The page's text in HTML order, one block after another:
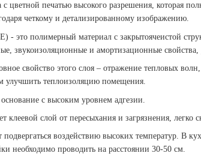
цветной печатью высокого разрешения, которая
четкому и детализированному изображению.
- это полимерный материал с закрытоячеистой
звукоизоляционные и амортизационные свойства,
свойство этого слоя – отражение тепловых
улучшить теплоизоляцию помещения.
с высоким уровнем адгезии.
клеевой слой от пересыхания и загрязнения, легко
подвергаться воздействию высоких температур. В
необходимо проводить на расстоянии 30-50 см.